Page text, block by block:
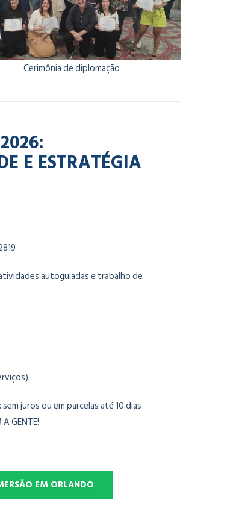
Cerimônia de diplomação
E ESTRATÉGIA
autoguiadas e trabalho de
juros ou em parcelas até 10 dias
GENTE!
EM ORLANDO